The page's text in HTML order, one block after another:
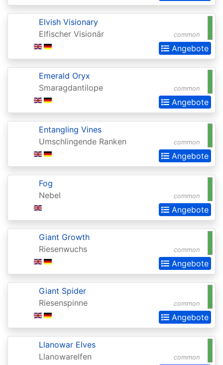
Anthology
Commander
Anthology
II
Commander
Legends
Commander
Legends:
Baldurs
Commander
Legends:
Extras
Commander:
Forgotten
Realms
Conflux
Conspiracy
Conspiracy:
common
Elvish Visionary
Elfischer Visionär
Angebote
common
Emerald Oryx
Smaragdantilope
Angebote
common
Entangling Vines
Umschlingende Ranken
Angebote
common
Fog
Nebel
Angebote
common
Giant Growth
Riesenwuchs
Angebote
common
Giant Spider
Riesenspinne
Angebote
common
Llanowar Elves
Llanowarelfen